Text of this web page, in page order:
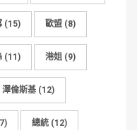
(15) 歐盟 (8)
(11) 港姐 (9)
澤倫斯基 (12)
總統 (12)